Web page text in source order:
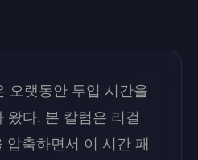
오랫동안 투입 시간을
왔다. 본 칼럼은 리걸
압축하면서 이 시간 패